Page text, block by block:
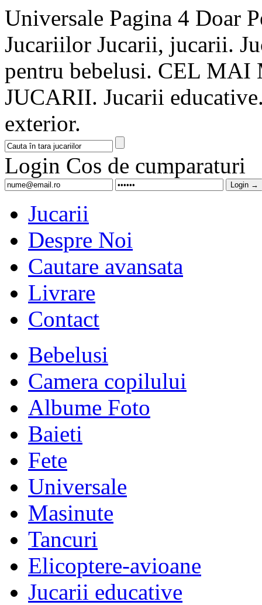
Universale Pagina 4 Doar
Jucariilor Jucarii, jucarii.
pentru bebelusi. CEL
JUCARII. Jucarii
exterior.
Login Cos de cumparaturi
Jucarii
Despre Noi
Cautare avansata
Livrare
Contact
Bebelusi
Camera copilului
Albume Foto
Baieti
Fete
Universale
Masinute
Tancuri
Elicoptere-avioane
Jucarii educative